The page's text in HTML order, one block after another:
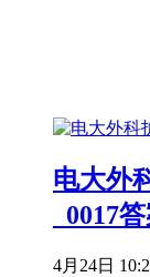
电大外
_0017
4月24日